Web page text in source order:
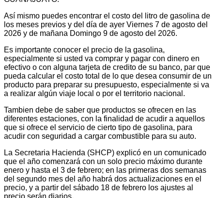
Así mismo puedes encontrar el costo del litro de gasolina de
los meses previos y del día de ayer Viernes 7 de agosto del
2026 y de mañana Domingo 9 de agosto del 2026.
Es importante conocer el precio de la gasolina,
especialmente si usted va comprar y pagar con dinero en
efectivo o con alguna tarjeta de credito de su banco, par que
pueda calcular el costo total de lo que desea consumir de un
producto para preparar su presupuesto, especialmente si va
a realizar algún viaje local o por el territorio nacional.
Tambien debe de saber que productos se ofrecen en las
diferentes estaciones, con la finalidad de acudir a aquellos
que si ofrece el servicio de cierto tipo de gasolina, para
acudir con seguridad a cargar combustible para su auto.
La Secretaria Hacienda (SHCP) explicó en un comunicado
que el año comenzará con un solo precio máximo durante
enero y hasta el 3 de febrero; en las primeras dos semanas
del segundo mes del año habrá dos actualizaciones en el
precio, y a partir del sábado 18 de febrero los ajustes al
precio serán diarios.